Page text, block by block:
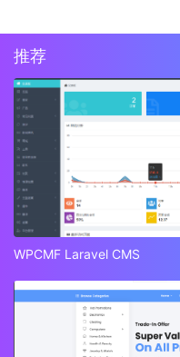
推荐
WPCMF Laravel CMS